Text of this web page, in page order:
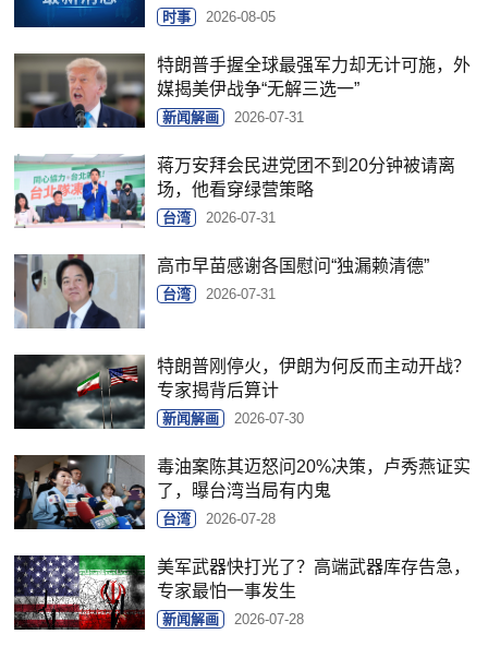
时事 2026-08-05
特朗普手握全球最强军力却无计可施，外
媒揭美伊战争“无解三选一”
新闻解画 2026-07-31
蒋万安拜会民进党团不到20分钟被请离
场，他看穿绿营策略
台湾 2026-07-31
高市早苗感谢各国慰问“独漏赖清德”
台湾 2026-07-31
特朗普刚停火，伊朗为何反而主动开战？
专家揭背后算计
新闻解画 2026-07-30
毒油案陈其迈怒问20%决策，卢秀燕证实
了，曝台湾当局有内鬼
台湾 2026-07-28
美军武器快打光了？高端武器库存告急，
专家最怕一事发生
新闻解画 2026-07-28